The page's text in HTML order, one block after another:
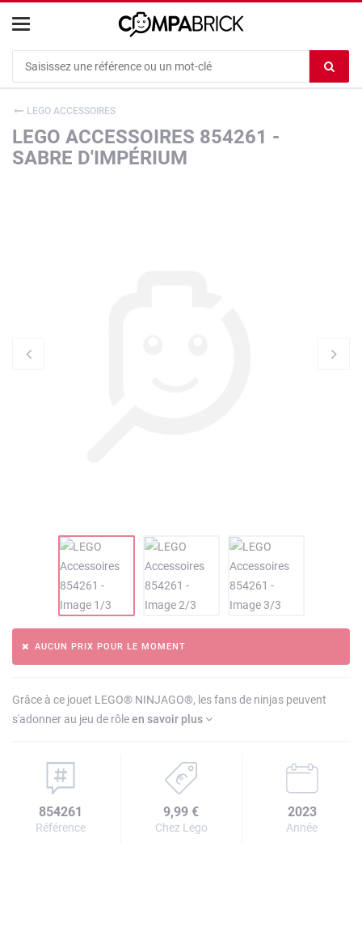
le
LEGO ACCESSOIRES
LEGO ACCESSOIRES 854261 -
SABRE D'IMPÉRIUM
AUCUN PRIX POUR LE MOMENT
Grâce à ce jouet LEGO® NINJAGO®, les fans de ninjas peuvent
s'adonner au jeu de rôleen savoir plus
854261
Référence
9,99 €
Chez Lego
2023
Année
Cookies management panel